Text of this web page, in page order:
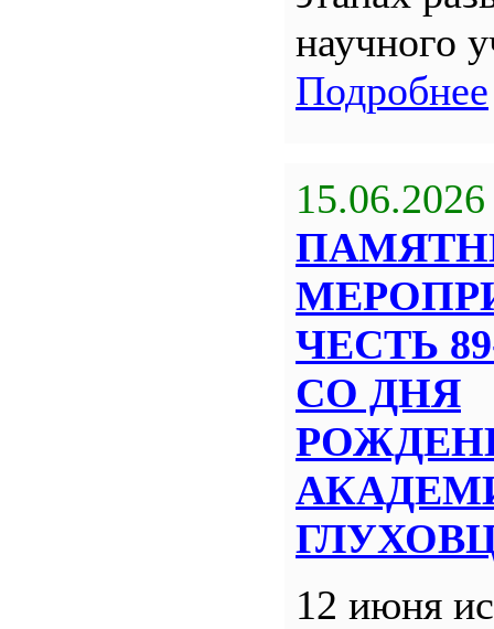
научного
Подробнее
15.06.2026
ЧЕСТЬ
СО ДНЯ
12 июня